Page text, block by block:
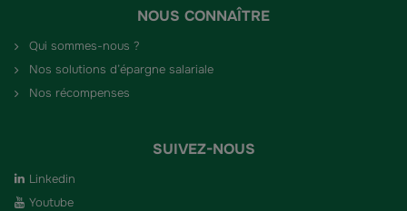
NOUS CONNAÎTRE
Qui sommes-nous ?
Nos solutions d’épargne salariale
Nos récompenses
SUIVEZ-NOUS
Linkedin
Youtube